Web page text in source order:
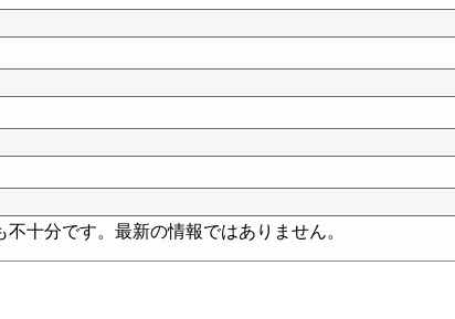
十分です。最新の情報ではありません。